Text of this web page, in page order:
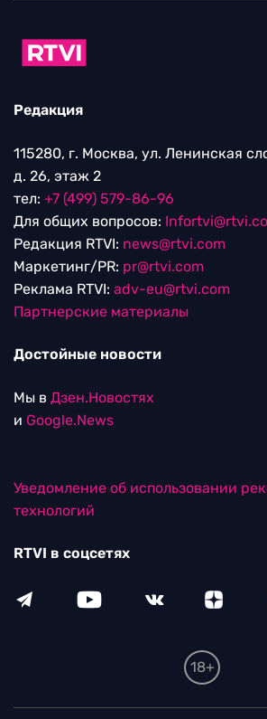
Редакция
115280, г. Москва, ул. Ленинская
д. 26, этаж 2
тел: +7 (499) 579-86-96
Для общих вопросов:
Редакция RTVI: news@rtvi.com
Маркетинг/PR: pr@rtvi.com
Реклама RTVI: adv-eu@rtvi.com
Партнерские материалы
Достойные новости
Мы в Дзен.Новостях
и Google.News
Уведомление об использовании
технологий
RTVI в соцсетях
18+